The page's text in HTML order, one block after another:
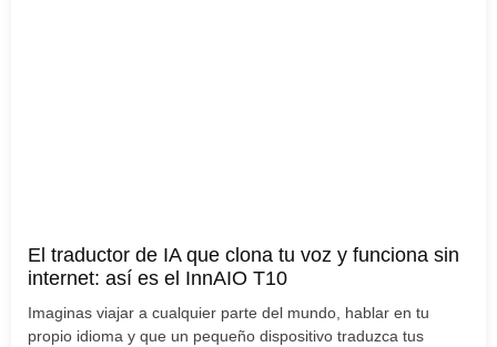
El traductor de IA que clona tu voz y funciona sin
internet: así es el InnAIO T10
Imaginas viajar a cualquier parte del mundo, hablar en tu
propio idioma y que un pequeño dispositivo traduzca tus